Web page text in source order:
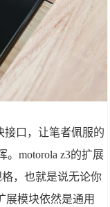
接口，让笔者佩服的
。motorola z3的扩展
，也就是说无论你
展模块依然是通用